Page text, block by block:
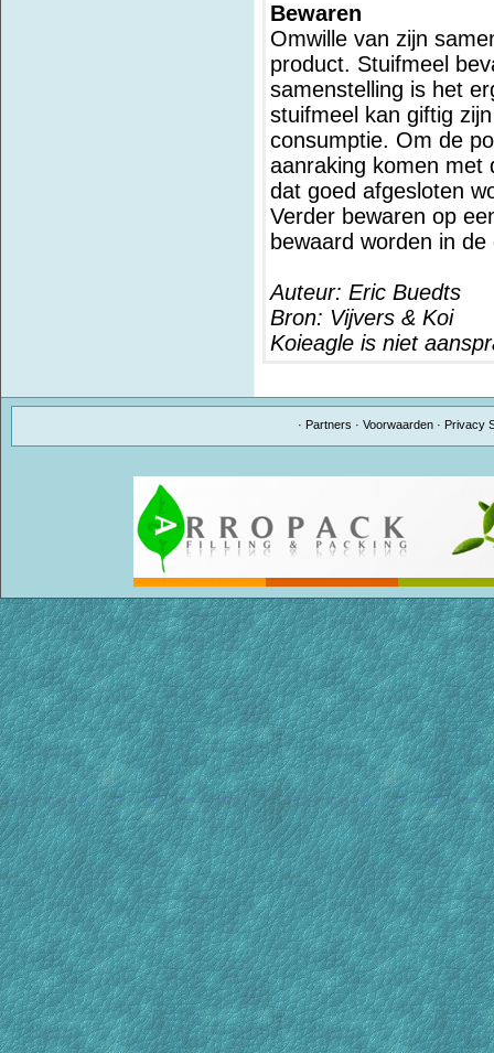
Bewaren
Omwille van zijn
product. Stuifmeel
samenstelling is het
stuifmeel kan giftig
consumptie. Om de
aanraking komen met
dat goed afgesloten
Verder bewaren op
bewaard worden in de
Auteur: Eric Buedts
Bron: Vijvers & Koi
Koieagle is niet
· Partners ·Voorwaarden · Privacy